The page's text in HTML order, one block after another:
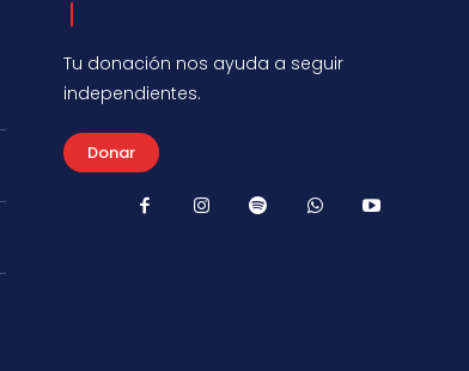
Tu donación nos ayuda a seguir
independientes.
Donar